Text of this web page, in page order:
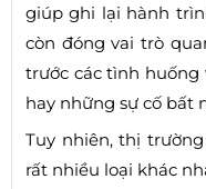
giúp ghi lại hành
còn đóng vai trò
trước các tình huống
hay những sự cố bất
Tuy nhiên, thị
rất nhiều loại khác